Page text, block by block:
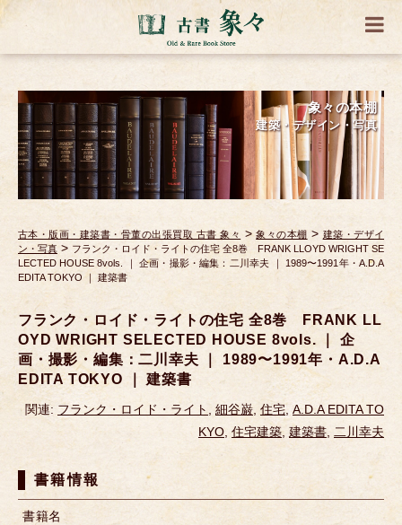
象々の本棚
建築・デザイン・写真
古本・版画・建築書・骨董の出張買取 古書 象々 >象々の本棚 > 建築・デザイ
ン・写真 > フランク・ロイド・ライトの住宅 全8巻 FRANK LLOYD WRIGHT SE
LECTED HOUSE 8vols. ｜ 企画・撮影・編集：二川幸夫 ｜ 1989〜1991年・A.D.A
EDITA TOKYO ｜ 建築書
フランク・ロイド・ライトの住宅 全8巻 FRANK LL
OYD WRIGHT SELECTED HOUSE 8vols. ｜ 企
画・撮影・編集：二川幸夫 ｜ 1989〜1991年・A.D.A
EDITA TOKYO ｜ 建築書
関連: フランク・ロイド・ライト , 細谷巌, 住宅, A.D.A EDITA TO
KYO, 住宅建築, 建築書, 二川幸夫
書籍情報
書籍名